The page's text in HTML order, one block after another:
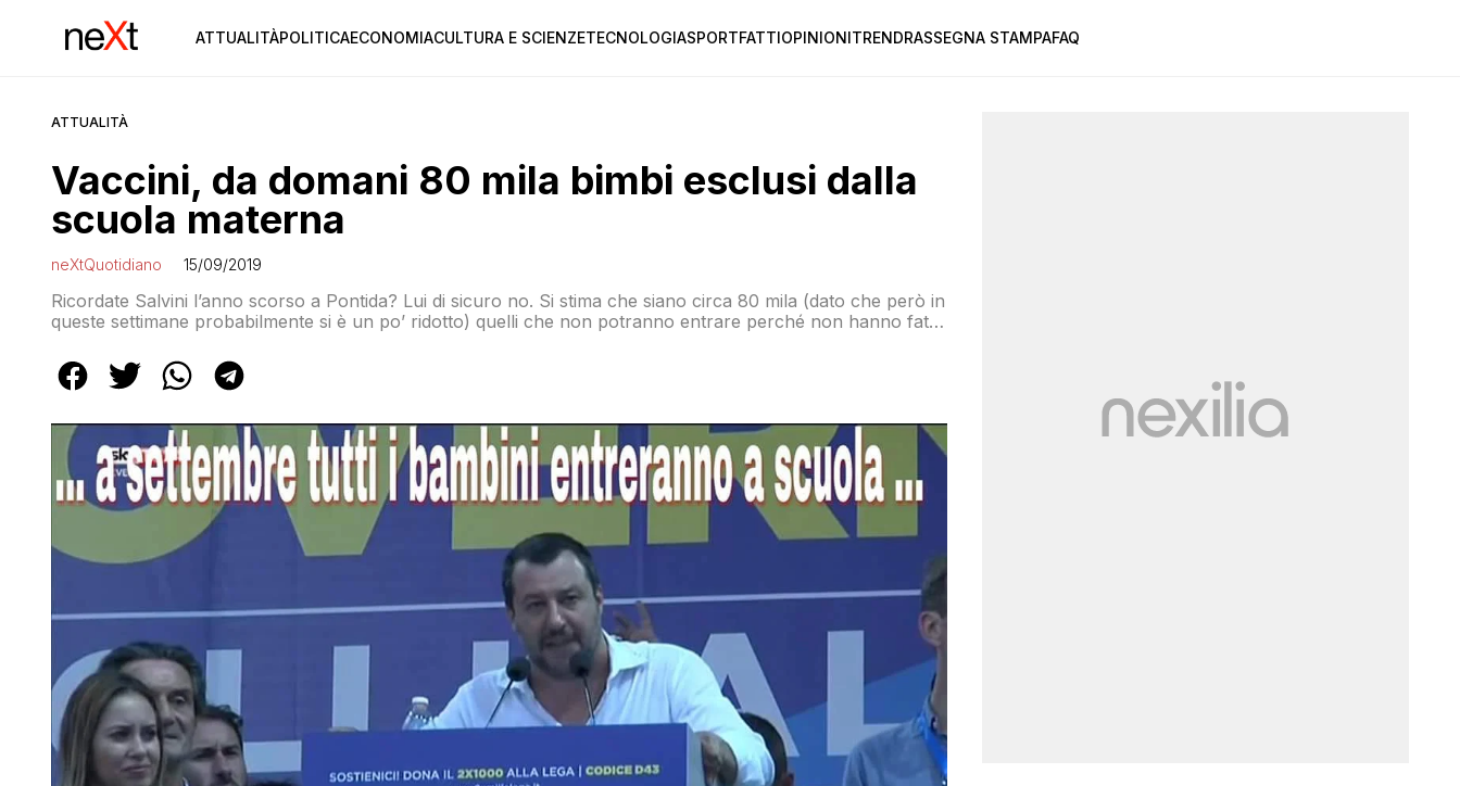
ATTUALITÀPOLITICAECONOMIACULTURA E SCIENZETECNOLOGIASPORTFATTIOPINIONITRENDRASSEGNA STAMPAFAQ
ATTUALITÀ
Vaccini, da domani 80 mila bimbi esclusi dalla
scuola materna
neXtQuotidiano 15/09/2019
Ricordate Salvini l’anno scorso a Pontida? Lui di sicuro no. Si stima che siano circa 80 mila (dato che però in
queste settimane probabilmente si è un po’ ridotto) quelli che non potranno entrare perché non hanno fatto